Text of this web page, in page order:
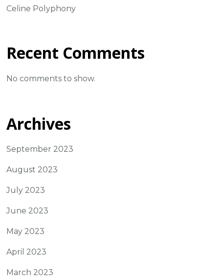
Celine Polyphony
Recent Comments
No comments to show.
Archives
September 2023
August 2023
July 2023
June 2023
May 2023
April 2023
March 2023